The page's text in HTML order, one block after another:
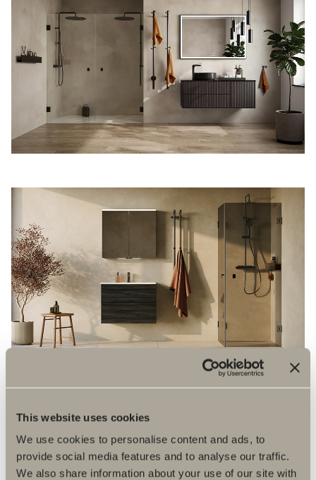
This website uses cookies
We use cookies to personalise content and ads, to
provide social media features and to analyse our traffic.
We also share information about your use of our site with